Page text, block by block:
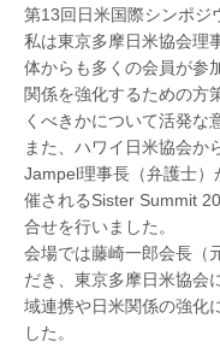
第13回日米国際シンポジ
私は東京多摩日米協会理
体からも多くの会員が参
関係を強化するための方
くべきかについて活発な
また、ハワイ日米協会か
Jampel理事長（弁護士
催されるSister Summit
合せを行いました。
会場では藤崎一郎会長（
だき、東京多摩日米協会
域連携や日米関係の強化
した。